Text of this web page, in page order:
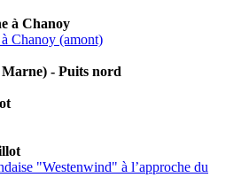
à Chanoy
Chanoy (amont)
- Puits nord
"Westenwind" à l’approche du